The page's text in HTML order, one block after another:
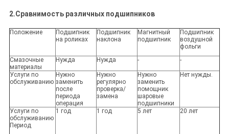
2.Сравнимость различных подшипников
Положение
Подшипник
на роликах
Подшипник
наклона
Магнитный
подшипник
Подшипник
воздушной
фольги
Смазочные
материалы
Нужда Нужда - -
Услуги по
обслуживанию
Нужно
заменить
после
периода
операция
Нужно
регулярно
проверка/
замена
Нужно
заменить
помощник
шаровые
подшипники
Нет нужды.
Услуги по
обслуживанию
Период
1 год 1 год 5 лет 20 лет